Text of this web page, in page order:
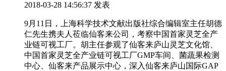
2018-03-28 14:56:37 发表
9月11日，上海科学技术文献出版社综合编辑室主任胡德
仁先生携夫人莅临仙客来公司，考察中国首家灵芝全产
业链可视工厂。胡主任参观了仙客来庐山灵芝文化馆、
中国首家灵芝全产业链可视工厂GMP车间、菌蔬果检测
中心、仙客来产品展示中心，深入仙客来庐山国际GAP